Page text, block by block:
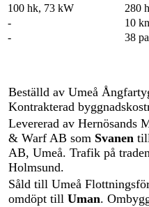
100 hk, 73 kW
280
-
10
- 38
Beställd av Umeå
Kontrakterad
Levererad av Hernösands
& Warf AB som Svanen
AB, Umeå. Trafik på
Holmsund.
Såld till Umeå
omdöpt till Uman.